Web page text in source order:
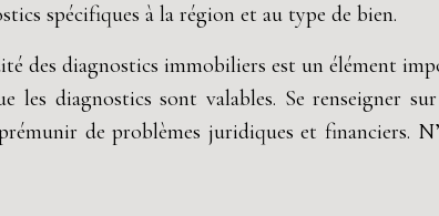
spécifiques à la région et au type de bien.
des diagnostics immobiliers est un élément
les diagnostics sont valables. Se renseigner
de problèmes juridiques et financiers.